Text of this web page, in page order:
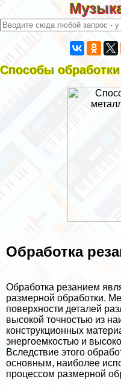
Способы
Обработка
Обработка резанием
размерной обработки.
поверхности деталей
высокой точностью из
конструкционных
энергоемкостью и
Вследствие этого
основным, наиболее
процессом размерной